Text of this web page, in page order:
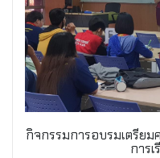
กิจกรรมการอบรมเตรีย
การ